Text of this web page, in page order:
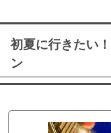
初夏に行きたい
ン